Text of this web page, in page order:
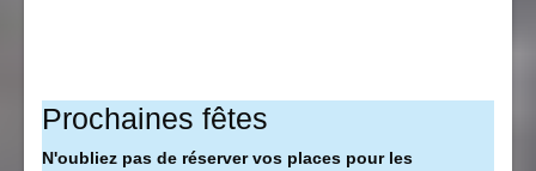
Prochaines fêtes
N'oubliez pas de réserver vos places pour les